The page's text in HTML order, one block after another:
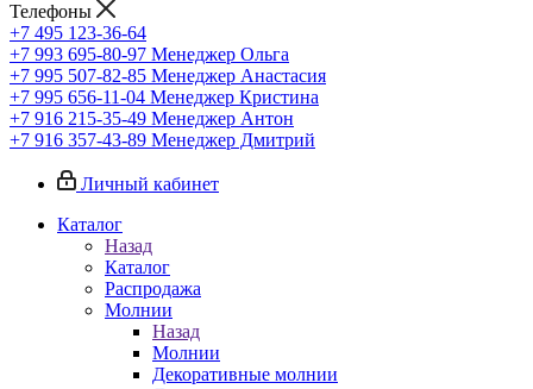
Телефоны
+7 495 123-36-64
+7 993 695-80-97 Менеджер Ольга
+7 995 507-82-85 Менеджер Анастасия
+7 995 656-11-04 Менеджер Кристина
+7 916 215-35-49 Менеджер Антон
+7 916 357-43-89 Менеджер Дмитрий
Личный кабинет
Каталог
Назад
Каталог
Распродажа
Молнии
Назад
Молнии
Декоративные молнии